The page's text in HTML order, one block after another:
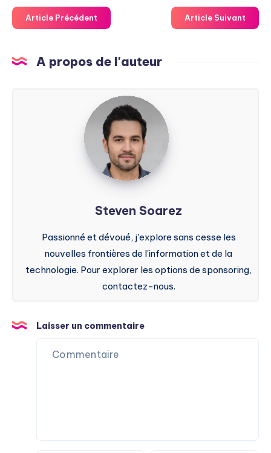
Article Précédent Article Suivant
A propos de l'auteur
Steven
Soarez
Steven Soarez
Passionné et dévoué, j'explore sans cesse les
nouvelles frontières de l'information et de la
technologie. Pour explorer les options de sponsoring,
contactez-nous.
Laisser un commentaire